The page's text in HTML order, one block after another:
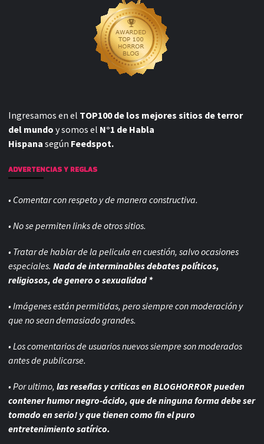
Ingresamos en el TOP100 de los mejores sitios de terror
del mundo y somos el N°1 de Habla
Hispana según Feedspot.
ADVERTENCIAS Y REGLAS
• Comentar con respeto y de manera constructiva.
• No se permiten links de otros sitios.
• Tratar de hablar de la pelicula en cuestión, salvo ocasiones
especiales. Nada de interminables debates políticos,
religiosos, de genero o sexualidad *
• Imágenes están permitidas, pero siempre conmoderación y
que no sean demasiado grandes.
• Los comentarios de usuarios nuevos siempre son moderados
antes de publicarse.
• Por ultimo, las reseñas y criticas en BLOGHORROR pueden
contener humor negro-ácido, que de ninguna forma debe ser
tomado en serio! y que tienen como fin el puro
entretenimiento satírico.